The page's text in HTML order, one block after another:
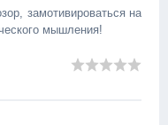
замотивироваться на
мышления!